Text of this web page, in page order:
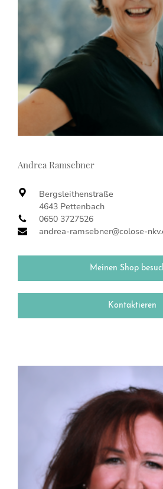
Andrea Ramsebner
Bergsleithenstraße
4643 Pettenbach
0650 3727526
andrea-ramsebner@colose-
Meinen Shop
Kontaktieren